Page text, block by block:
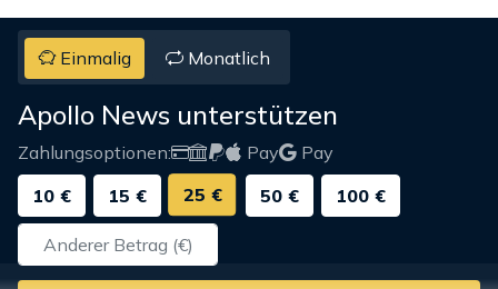
Einmalig Monatlich
Apollo News unterstützen
Zahlungsoptionen: Pay
Pay
10 €
15 € 25 € 50 € 100 €